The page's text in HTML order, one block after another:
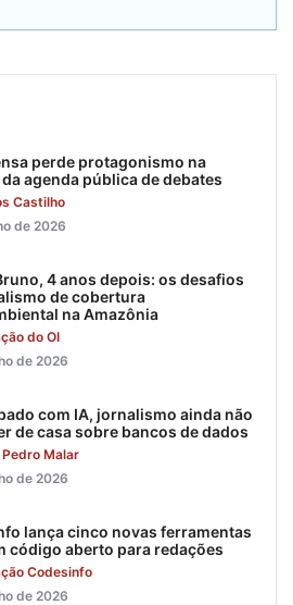
perde protagonismo na
agenda pública de debates
Castilho
de 2026
4 anos depois: os desafios
de cobertura
na Amazônia
do OI
de 2026
com IA, jornalismo ainda não
de casa sobre bancos de dados
Malar
de 2026
lança cinco novas ferramentas
código aberto para redações
Codesinfo
de 2026